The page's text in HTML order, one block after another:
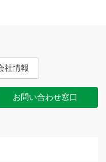
社情報
お問い合わせ窓口